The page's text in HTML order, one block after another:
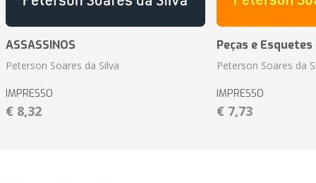
ASSASSINOS
Peterson Soares da Silva
IMPRESSO
€ 8,32
Peças e
Peterson Soares da
IMPRESSO
€ 7,73